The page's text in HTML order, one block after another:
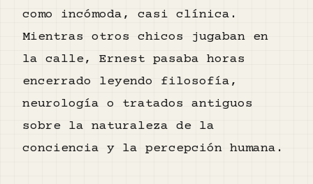
como incómoda, casi clínica.
Mientras otros chicos jugaban en
la calle, Ernest pasaba horas
encerrado leyendo filosofía,
neurología o tratados antiguos
sobre la naturaleza de la
conciencia y la percepción humana.